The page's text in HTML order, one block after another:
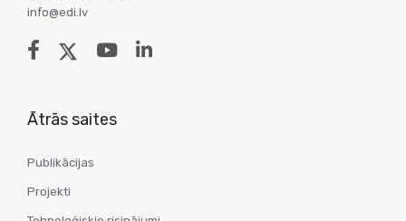
info@edi.lv
Ātrās saites
Publikācijas
Projekti